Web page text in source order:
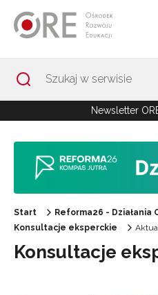
Newsletter
Start
Reforma26 - Działania
Konsultacje eksperckie
Konsultacje